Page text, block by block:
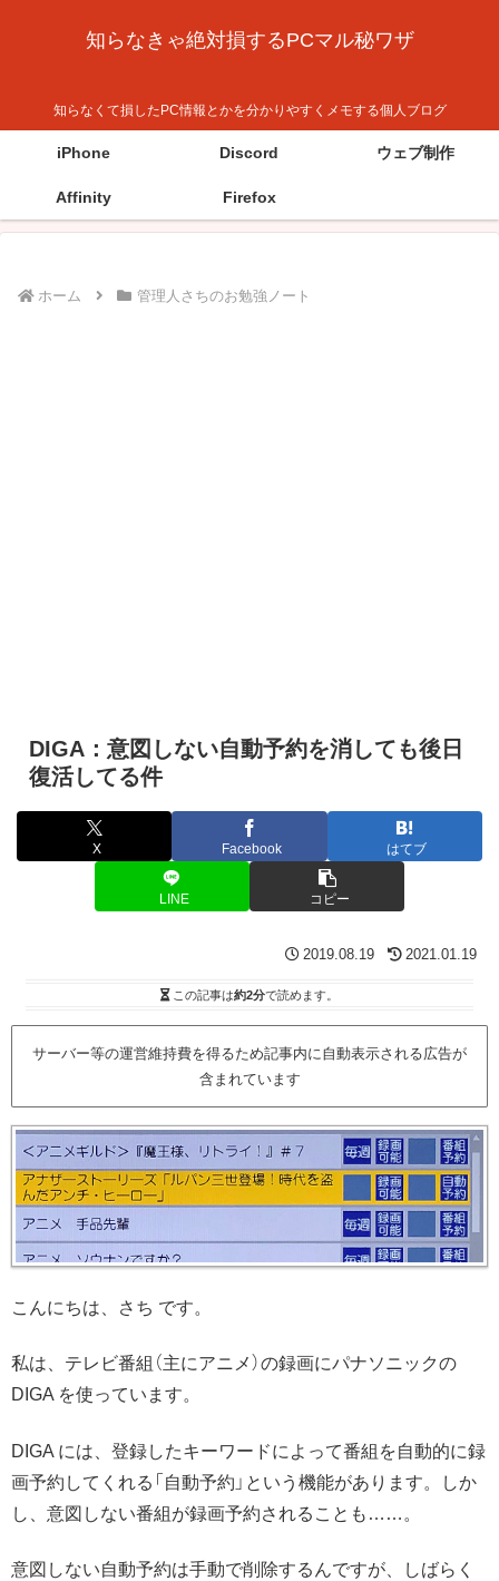
知らなきゃ絶対損するPCマル秘ワザ
知らなくて損したPC情報とかを分かりやすくメモする個人ブログ
iPhone Discord ウェブ制作
Affinity Firefox
ホーム 管理人さちのお勉強ノート
DIGA：意図しない自動予約を消しても後日
復活してる件
X Facebook はてブ
LINE コピー
2019.08.19 2021.01.19
この記事は約2分で読めます。
サーバー等の運営維持費を得るため記事内に自動表示される広告が
含まれています
こんにちは、さち です。
私は、テレビ番組（主にアニメ）の録画にパナソニックの
DIGA を使っています。
DIGA には、登録したキーワードによって番組を自動的に録
画予約してくれる「自動予約」という機能があります。しか
し、意図しない番組が録画予約されることも……。
意図しない自動予約は手動で削除するんですが、しばらく